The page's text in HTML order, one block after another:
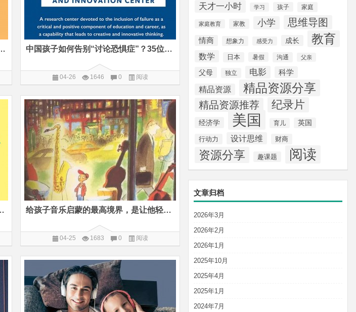
天才一小时 学习 孩子 家庭
家庭教育 家教 小学 思维导图
情商 想象力 感受力 成长 教育
数学 日本 暑假 沟通 父亲
父母 独立 电影
科学
精品资源
精品资源分享
精品资源推荐 纪录片
经济学 美国 育儿 英国
行动力 设计思维 财商
资源分享 趣课题 阅读
文章归档
2026年3月
2026年2月
2026年1月
2025年10月
2025年4月
2025年1月
2024年7月
成的50项户外活动清单 中国孩子如何告别“讨论恐惧症”？35位美国知名教授的忠告
04-26 1646 0 阅读
靡全球的成长性思维 给孩子音乐启蒙的最高境界，是让他轻松进入艺术家的人生
04-25 1683 0 阅读